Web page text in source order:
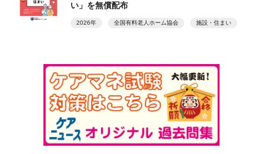
い」を無償配布
2026年 全国有料老人ホーム協会 施設・住まい